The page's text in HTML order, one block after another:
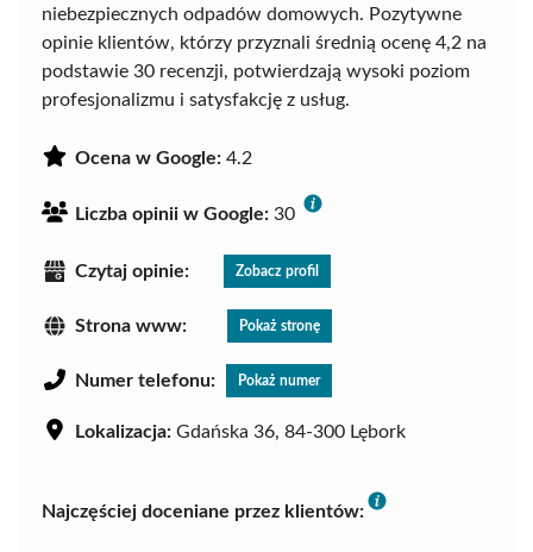
niebezpiecznych odpadów domowych. Pozytywne
opinie klientów, którzy przyznali średnią ocenę 4,2 na
podstawie 30 recenzji, potwierdzają wysoki poziom
profesjonalizmu i satysfakcję z usług.
Ocena w Google: 4.2
Liczba opinii w Google: 30
Czytaj opinie: Zobacz profil
Strona www: Pokaż stronę
Numer telefonu: Pokaż numer
Lokalizacja: Gdańska 36, 84-300 Lębork
Najczęściej doceniane przez klientów: